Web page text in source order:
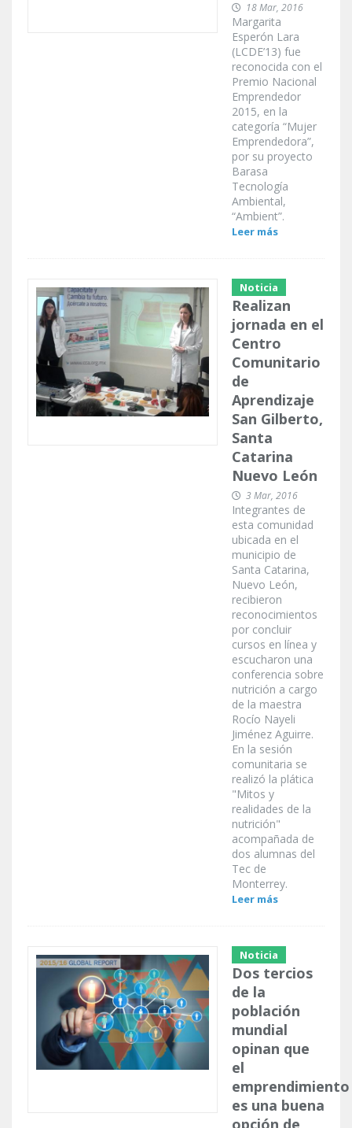
18 Mar, 2016
Margarita
Esperón Lara
(LCDE’13) fue
reconocida con el
Premio Nacional
Emprendedor
2015, en la
categoría “Mujer
Emprendedora”,
por su proyecto
Barasa
Tecnología
Ambiental,
“Ambient”.
Leer más
Noticia
Realizan
jornada en el
Centro
Comunitario
de
Aprendizaje
San Gilberto,
Santa
Catarina
Nuevo León
3 Mar, 2016
Integrantes de
esta comunidad
ubicada en el
municipio de
Santa Catarina,
Nuevo León,
recibieron
reconocimientos
por concluir
cursos en línea y
escucharon una
conferencia sobre
nutrición a cargo
de la maestra
Rocío Nayeli
Jiménez Aguirre.
En la sesión
comunitaria se
realizó la plática
"Mitos y
realidades de la
nutrición"
acompañada de
dos alumnas del
Tec de
Monterrey.
Leer más
Noticia
Dos tercios
de la
población
mundial
opinan que
el
emprendimiento
es una buena